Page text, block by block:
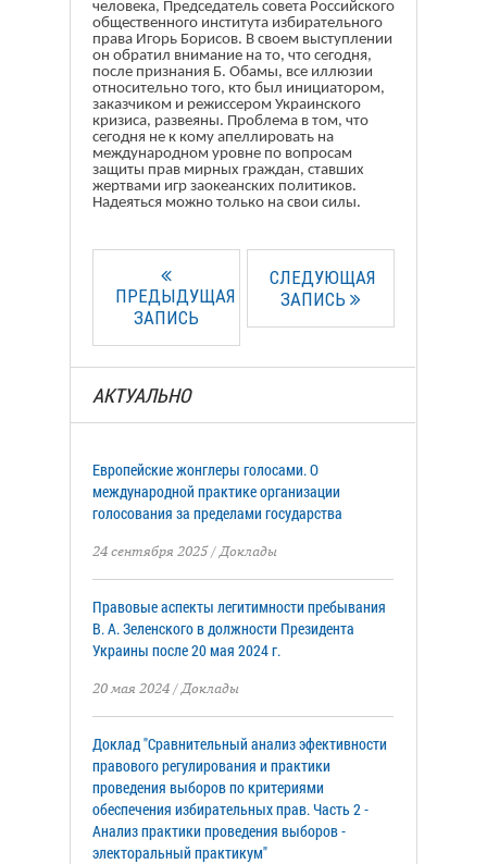
человека, Председатель совета Российского
общественного института избирательного
права Игорь Борисов. В своем выступлении
он обратил внимание на то, что сегодня,
после признания Б. Обамы, все иллюзии
относительно того, кто был инициатором,
заказчиком и режиссером Украинского
кризиса, развеяны. Проблема в том, что
сегодня не к кому апеллировать на
международном уровне по вопросам
защиты прав мирных граждан, ставших
жертвами игр заокеанских политиков.
Надеяться можно только на свои силы.
ПРЕДЫДУЩАЯ
ЗАПИСЬ
СЛЕДУЮЩАЯ
ЗАПИСЬ
АКТУАЛЬНО
Европейские жонглеры голосами. О
международной практике организации
голосования за пределами государства
24 сентября 2025/Доклады
Правовые аспекты легитимности пребывания
В. А. Зеленского в должности Президента
Украины после 20 мая 2024 г.
20 мая 2024 /Доклады
Доклад "Сравнительный анализ эфективности
правового регулирования и практики
проведения выборов по критериями
обеспечения избирательных прав. Часть 2 -
Анализ практики проведения выборов -
электоральный практикум"